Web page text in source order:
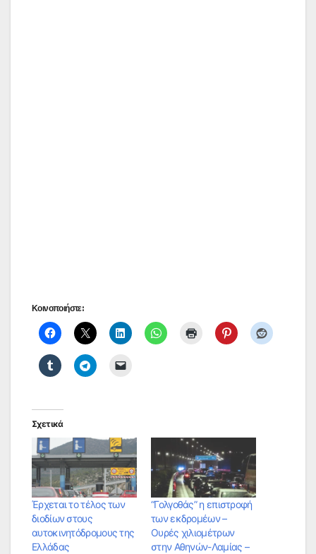
Κοινοποιήστε:
Σχετικά
Έρχεται το τέλος των
διοδίων στους
αυτοκινητόδρομους της
Ελλάδας
“Γολγοθάς” η επιστροφή
των εκδρομέων –
Ουρές χιλιομέτρων
στην Αθηνών-Λαμίας –